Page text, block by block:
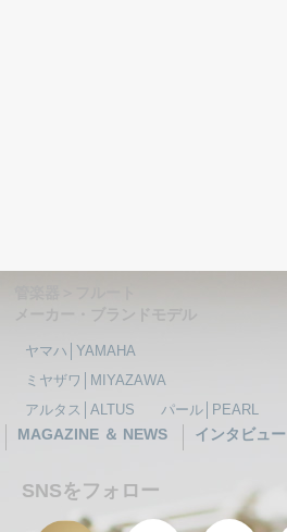
ヤマハ│YAMAHA
ミヤザワ│MIYAZAWA
アルタス│ALTUS
パール│PEARL
MAGAZINE ＆ NEWS インタビュー
SNSをフォロー